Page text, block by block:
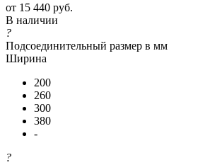
от 15 440 руб.
В наличии
?
Подсоединительный размер в мм
Ширина
200
260
300
380
-
?